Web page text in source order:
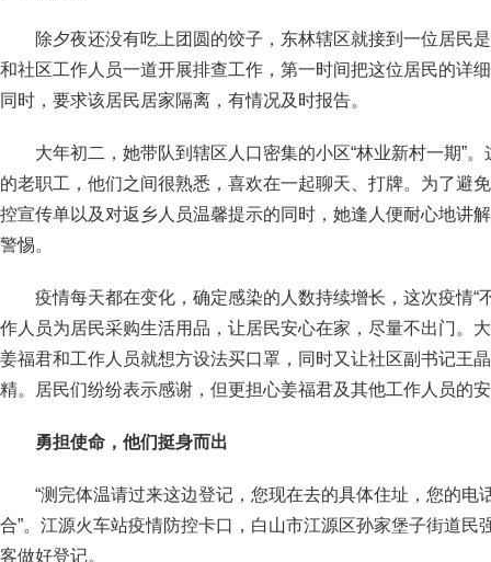
除夕夜还没有吃上团圆的饺子，东林辖区就接到一位居民
和社区工作人员一道开展排查工作，第一时间把这位居民的详
同时，要求该居民居家隔离，有情况及时报告。
大年初二，她带队到辖区人口密集的小区“林业新村一期”
的老职工，他们之间很熟悉，喜欢在一起聊天、打牌。为了避
控宣传单以及对返乡人员温馨提示的同时，她逢人便耐心地讲
警惕。
疫情每天都在变化，确定感染的人数持续增长，这次疫情“
作人员为居民采购生活用品，让居民安心在家，尽量不出门。
姜福君和工作人员就想方设法买口罩，同时又让社区副书记王
精。居民们纷纷表示感谢，但更担心姜福君及其他工作人员的
勇担使命，他们挺身而出
“测完体温请过来这边登记，您现在去的具体住址，您的
合”。江源火车站疫情防控卡口，白山市江源区孙家堡子街道民
客做好登记。